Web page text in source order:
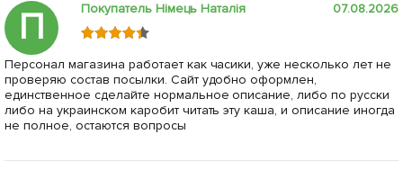
П Покупатель Німець Наталія 07.08.2026
Персонал магазина работает как часики, уже несколько лет не
проверяю состав посылки. Сайт удобно оформлен,
единственное сделайте нормальное описание, либо по русски
либо на украинском каробит читать эту каша, и описание иногда
не полное, остаются вопросы